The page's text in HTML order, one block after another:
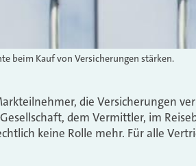
beim Kauf von Versicherungen stärken.
die Versicherungen
dem Vermittler, im
keine Rolle mehr. Für alle